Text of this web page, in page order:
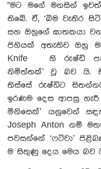
"මට මගේ මනසින්
තිබේ. ඒ, ‘බිම වැතිර
සහ ඔහුගේ ඝාතකයා
පිහියක් අතැතිව ඔහු
Knife හි රුෂ්ඩි
නිමිත්තක්’ වූ බව යි.
තිස්සේ රුෂ්ඩිට
ඉරණම දෙස ආපසු
මිනිසෙක්’ යනුවෙන්
Joseph Anton නම්
පවසන්නේ ‘ෆට්වා’
ම සිතුණු දෙය මෙය බව